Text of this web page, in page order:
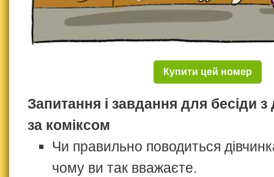
Купити цей номер
Запитання і завдання для бесіди з
за коміксом
Чи правильно поводиться
чому ви так вважаєте.